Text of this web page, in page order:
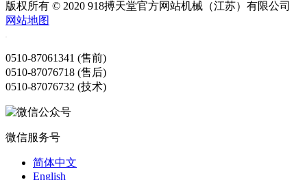
版权所有 © 2020 918搏天堂官方网站机械（江苏）有限公司
网站地图
0510-87061341 (售前)
0510-87076718 (售后)
0510-87076732 (技术)
微信服务号
简体中文
English